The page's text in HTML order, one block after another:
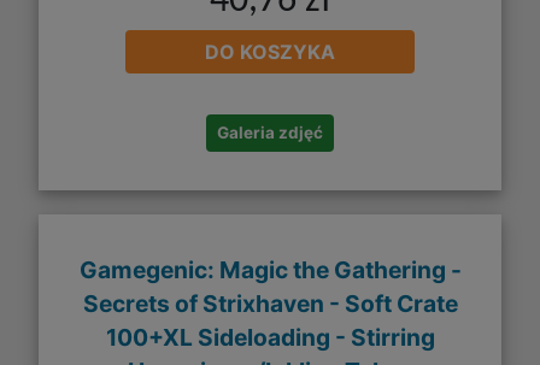
DO KOSZYKA
Galeria zdjęć
Gamegenic: Magic the Gathering -
Secrets of Strixhaven - Soft Crate
100+XL Sideloading - Stirring